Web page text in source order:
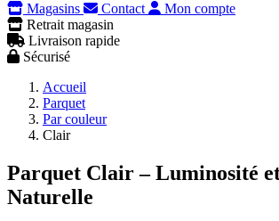
Magasins
Contact
Mon compte
Retrait magasin
Livraison rapide
Sécurisé
Accueil
Parquet
Par couleur
Clair
Parquet Clair – Luminosité
Naturelle